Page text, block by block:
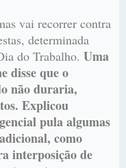
vai recorrer contra
determinada
do Trabalho. Uma
disse que o
não duraria,
Explicou
pula algumas
como
interposição de